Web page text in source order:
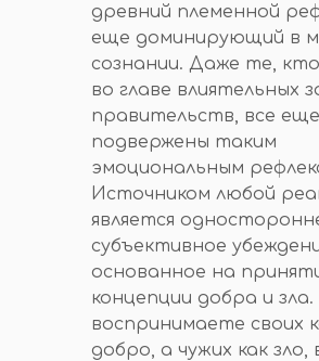
древний племенной
еще доминирующий в
сознании. Даже те,
во главе влиятельных
правительств, все еще
подвержены таким
эмоциональным
Источником любой
является
субъективное
основанное на
концепции добра и
воспринимаете своих
добро, а чужих как зло,